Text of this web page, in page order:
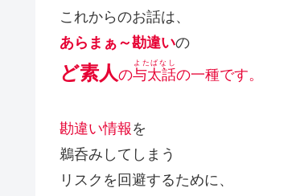
これからのお話は、
あらまぁ～勘違いの
ど素人の与太話
よたばなし
の一種です。
勘違い情報 を
鵜呑みしてしまう
リスクを回避するために、